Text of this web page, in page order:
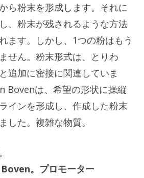
ら粉末を形成します。それに
、粉末が残されるような方法
ます。しかし、1つの粉はもう
せん。粉末形式は、とりわ
追加に密接に関連していま
Bovenは、希望の形状に操縦
インを形成し、作成した粉末
した。複雑な物質。
。プロモーター